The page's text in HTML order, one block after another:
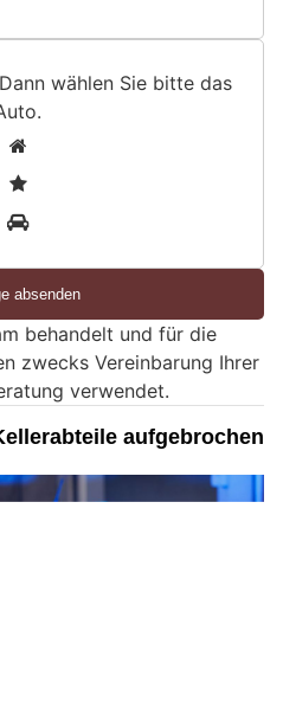
wählen Sie bitte das
.
behandelt und für die
zwecks Vereinbarung Ihrer
verwendet.
aufgebrochen